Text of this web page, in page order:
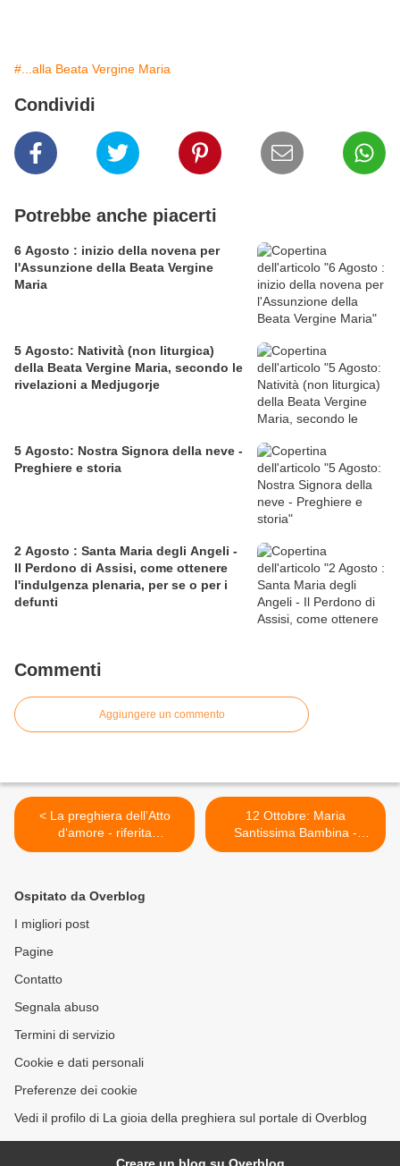
#...alla Beata Vergine Maria
Condividi
Potrebbe anche piacerti
6 Agosto : inizio della novena per
l'Assunzione della Beata Vergine
Maria
5 Agosto: Natività (non liturgica)
della Beata Vergine Maria, secondo le
rivelazioni a Medjugorje
5 Agosto: Nostra Signora della neve -
Preghiere e storia
2 Agosto : Santa Maria degli Angeli -
Il Perdono di Assisi, come ottenere
l'indulgenza plenaria, per se o per i
defunti
Commenti
Aggiungere un commento
< La preghiera dell’Atto
d‘amore - riferita
alla mistica Justine Klotz
12 Ottobre: Maria
Santissima Bambina -
Preghiera >
Ospitato da Overblog
I migliori post
Pagine
Contatto
Segnala abuso
Termini di servizio
Cookie e dati personali
Preferenze dei cookie
Vedi il profilo di La gioia della preghiera sul portale di Overblog